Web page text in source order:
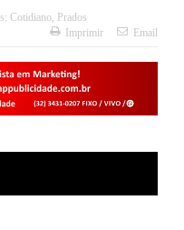
Cotidiano, Prados
Imprimir
Email